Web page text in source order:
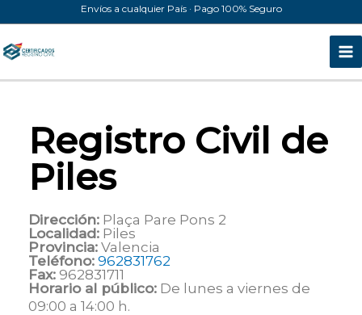
al
contenido
Envíos a cualquier País · Pago 100% Seguro
Registro Civil de
Piles
Dirección: Plaça Pare Pons 2
Localidad: Piles
Provincia: Valencia
Teléfono: 962831762
Fax: 962831711
Horario al público: De lunes a viernes de
09:00 a 14:00 h.